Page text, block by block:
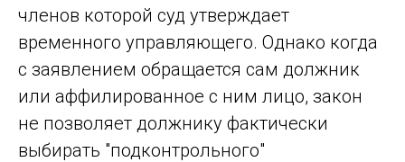
членов которой суд утверждает
временного управляющего. Однако когда
с заявлением обращается сам должник
или аффилированное с ним лицо, закон
не позволяет должнику фактически
выбирать "подконтрольного"